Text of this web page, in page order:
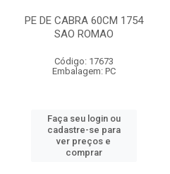
PE DE CABRA 60CM 1754
SAO ROMAO
Código: 17673
Embalagem: PC
Faça seu login ou
cadastre-se para
ver preços e
comprar